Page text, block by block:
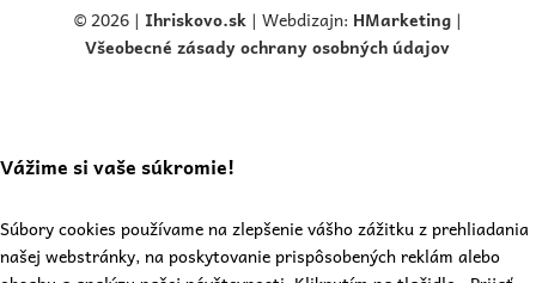
© 2026 | Ihriskovo.sk| Webdizajn: HMarketing |
Všeobecné zásady ochrany osobných údajov
Vážime si vaše súkromie!
Súbory cookies používame na zlepšenie vášho zážitku z prehliadania
našej webstránky, na poskytovanie prispôsobených reklám alebo